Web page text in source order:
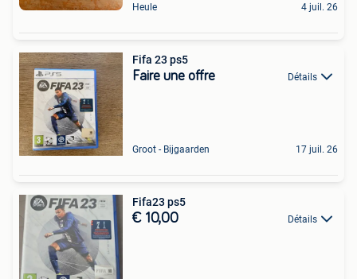
Heule 4 juil. 26
Fifa 23 ps5
Faire une offre Détails
Groot - Bijgaarden 17 juil. 26
Fifa23 ps5
€ 10,00 Détails